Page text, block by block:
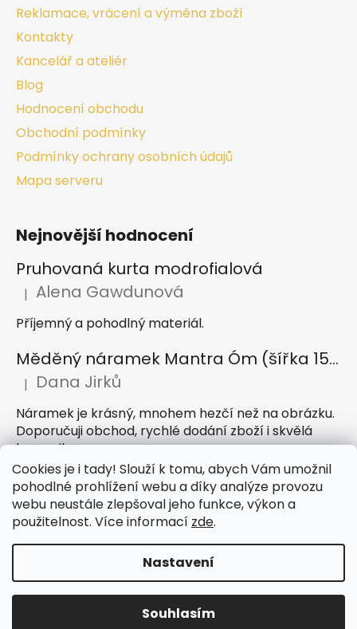
Cookies je i tady! Slouží k tomu, abych Vám umožnil
pohodlné prohlížení webu a díky analýze provozu
webu neustále zlepšoval jeho funkce, výkon a
použitelnost. Více informací zde.
Nastavení
Souhlasím
Reklamace, vrácení a výměna zboží
Kontakty
Kancelář a ateliér
Blog
Hodnocení obchodu
Obchodní podmínky
Podmínky ochrany osobních údajů
Mapa serveru
Nejnovější hodnocení
Pruhovaná kurta modrofialová
Hodnocení produktu je 5 z 5 hvězdiček.
| Alena Gawdunová
Příjemný a pohodlný materiál.
Měděný náramek Mantra Óm (šířka 15 mm)
Hodnocení produktu je 5 z 5 hvězdiček.
| Dana Jirků
Náramek je krásný, mnohem hezčí než na obrázku.
Doporučuji obchod, rychlé dodání zboží i skvělá
komunikace
Hodnocení produktu je 5 z 5 hvězdiček.
| Petra Hejátková
Vytvořil Shoptet
IndickeSaty.cz